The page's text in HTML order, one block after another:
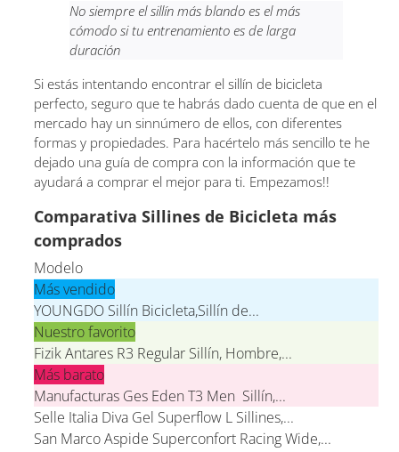
No siempre el sillín más blando es el más
cómodo si tu entrenamiento es de larga
duración
Si estás intentando encontrar el sillín de bicicleta
perfecto, seguro que te habrás dado cuenta de que en el
mercado hay un sinnúmero de ellos, con diferentes
formas y propiedades. Para hacértelo más sencillo te he
dejado una guía de compra con la información que te
ayudará a comprar el mejor para ti. Empezamos!!
Comparativa Sillines de Bicicleta más
comprados
Modelo
Más vendido
YOUNGDO Sillín Bicicleta,Sillín de...
Nuestro favorito
Fizik Antares R3 Regular Sillín, Hombre,...
Más barato
Manufacturas Ges Eden T3 Men Sillín,...
Selle Italia Diva Gel Superflow L Sillines,...
San Marco Aspide Superconfort Racing Wide,...